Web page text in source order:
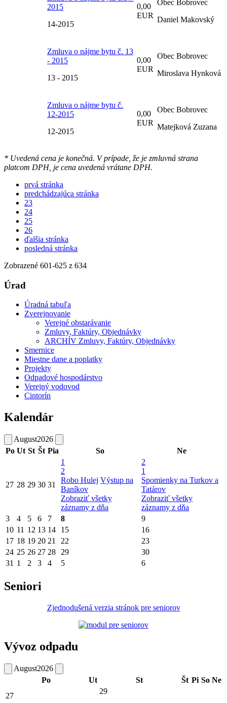
2015
14-2015
0,00
EUR
Obec Bobrovec
Daniel Makovský
Zmluva o nájme bytu č. 13
- 2015
13 - 2015
0,00
EUR
Obec Bobrovec
Miroslava Hynková
Zmluva o nájme bytu č.
12-2015
12-2015
0,00
EUR
Obec Bobrovec
Matejková Zuzana
* Uvedená cena je konečná. V prípade, že je zmluvná strana
platcom DPH, je cena uvedená vrátane DPH.
prvá stránka
predchádzajúca stránka
23
24
25
26
ďalšia stránka
posledná stránka
Zobrazené 601-625 z 634
Úrad
Úradná tabuľa
Zverejnovanie
Verejné obstarávanie
Zmluvy, Faktúry, Objednávky
ARCHÍV Zmluvy, Faktúry, Objednávky
Smernice
Miestne dane a poplatky
Projekty
Odpadové hospodárstvo
Verejný vodovod
Cintorín
Kalendár
August2026
Po Ut St Št Pia So Ne
27 28 29 30 31
1
2
Robo Hulej Výstup na
Baníkov
Zobraziť všetky
záznamy z dňa
2
1
Spomienky na Turkov a
Tatárov
Zobraziť všetky
záznamy z dňa
3
4 5 6 7 8
9
10 11 12 13 14 15
16
17 18 19 20 21 22
23
24 25 26 27 28 29
30
31 1 2 3 4 5 6
Seniori
Zjednodušená verzia stránok pre seniorov
Vývoz odpadu
August2026
Po
Ut St Št Pi So Ne
27
29